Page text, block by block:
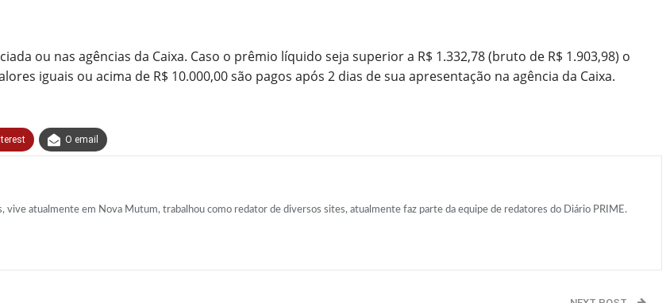
ou nas agências da Caixa. Caso o prêmio líquido seja superior a R$ 1.332,78 (bruto de R$ 1.903,98) o
iguais ou acima de R$ 10.000,00 são pagos após 2 dias de sua apresentação na agência da Caixa.
O email
vive atualmente em Nova Mutum, trabalhou como redator de diversos sites, atualmente faz parte da equipe de redatores do Diário PRIME.